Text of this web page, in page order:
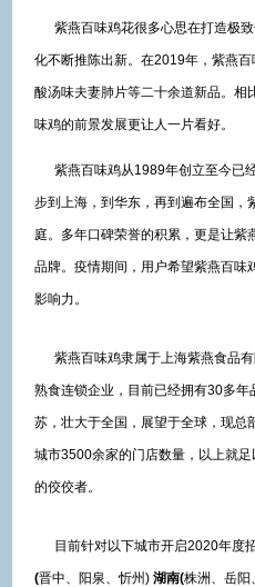
紫燕百味鸡花很多心思在打造极致
化不断推陈出新。在2019年，紫燕百
酸汤味夫妻肺片等二十余道新品。相
味鸡的前景发展更让人一片看好。
紫燕百味鸡从1989年创立至今已
步到上海，到华东，再到遍布全国，
庭。多年口碑荣誉的积累，更是让紫
品牌。疫情期间，用户希望紫燕百味
影响力。
紫燕百味鸡隶属于上海紫燕食品有
熟食连锁企业，目前已经拥有30多
苏，壮大于全国，展望于全球，现
城市3500余家的门店数量，以上就
的佼佼者。
目前针对以下城市开启2020年度
(晋中、阳泉、忻州) 湖南(株洲、岳阳